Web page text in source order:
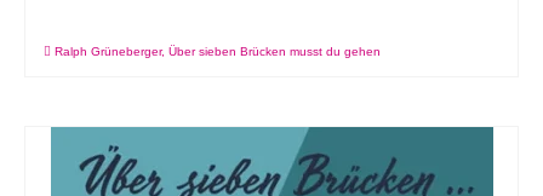
Ralph Grüneberger, Über sieben Brücken musst du gehen